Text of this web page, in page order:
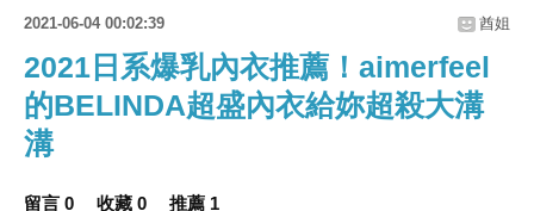
2021-06-04 00:02:39 酋姐
2021日系爆乳內衣推薦！aimerfeel
的BELINDA超盛內衣給妳超殺大溝
溝
留言 0 收藏 0 推薦 1